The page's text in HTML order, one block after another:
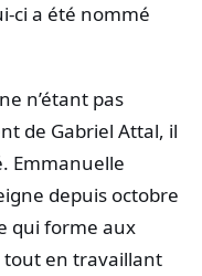
ci a été nommé
n’étant pas
de Gabriel Attal, il
Emmanuelle
depuis octobre
qui forme aux
tout en travaillant